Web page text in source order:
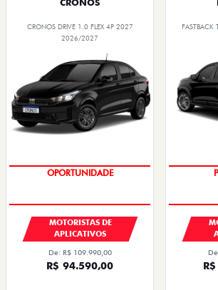
CRONOS
CRONOS DRIVE 1.0 FLEX 4P 2027
2026/2027
OPORTUNIDADE
MOTORISTAS DE
APLICATIVOS
De: R$ 109.990,00
R$ 94.590,00
FASTBACK